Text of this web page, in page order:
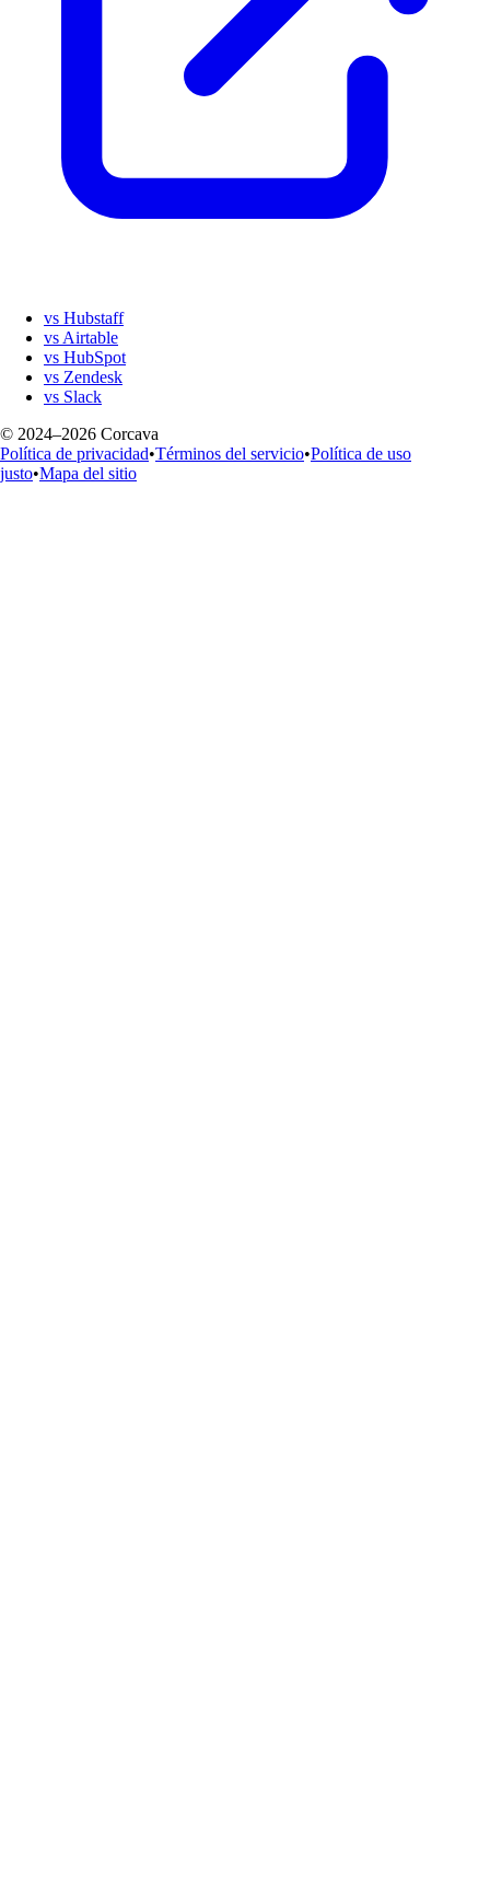
vs Hubstaff
vs Airtable
vs HubSpot
vs Zendesk
vs Slack
© 2024–2026 Corcava
Política de privacidad•Términos del servicio•Política de uso
justo•Mapa del sitio